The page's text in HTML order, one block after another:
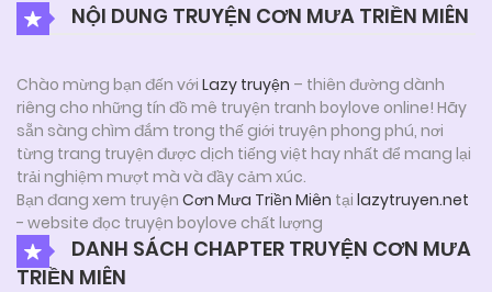
NỘI DUNG TRUYỆN CƠN MƯA TRIỀN MIÊN
Chào mừng bạn đến với Lazy truyện – thiên đường dành
riêng cho những tín đồ mê truyện tranh boylove online! Hãy
sẵn sàng chìm đắm trong thế giới truyện phong phú, nơi
từng trang truyện được dịch tiếng việt hay nhất để mang lại
trải nghiệm mượt mà và đầy cảm xúc.
Bạn đang xem truyện Cơn Mưa Triền Miên tại lazytruyen.net
- website đọc truyện boylove chất lượng
DANH SÁCH CHAPTER TRUYỆN CƠN MƯA
TRIỀN MIÊN